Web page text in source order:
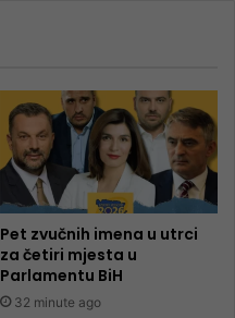
Pet zvučnih imena u utrci
za četiri mjesta u
Parlamentu BiH
32 minute ago